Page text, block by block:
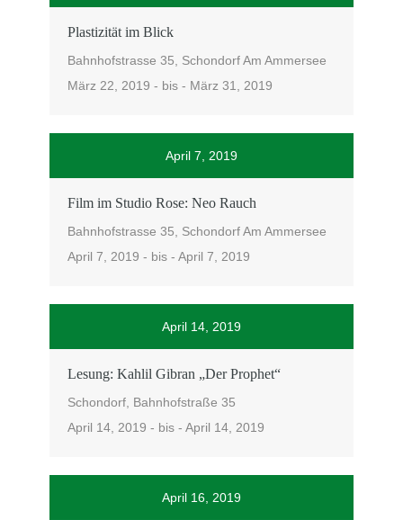
Plastizität im Blick
Bahnhofstrasse 35, Schondorf Am Ammersee
März 22, 2019 - bis - März 31, 2019
April 7, 2019
Film im Studio Rose: Neo Rauch
Bahnhofstrasse 35, Schondorf Am Ammersee
April 7, 2019 - bis - April 7, 2019
April 14, 2019
Lesung: Kahlil Gibran „Der Prophet“
Schondorf, Bahnhofstraße 35
April 14, 2019 - bis - April 14, 2019
April 16, 2019